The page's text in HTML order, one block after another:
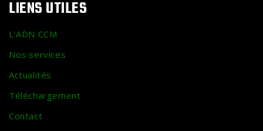
LIENS UTILES
L’ADN CCM
Nos services
Actualités
Téléchargement
Contact